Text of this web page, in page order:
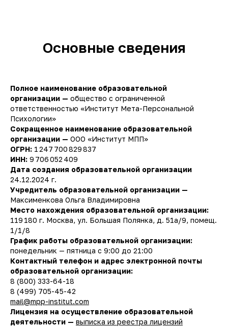
Основные сведения
Полное наименование образовательной
организации — общество с ограниченной
ответственностью «Институт Мета-Персональной
Психологии»
Сокращенное наименование образовательной
организации — ООО «Институт МПП»
ОГРН: 1 247 700 829 837
ИНН: 9 706 052 409
Дата создания образовательной организации
24.12.2024 г.
Учредитель образовательной организации —
Максименкова Ольга Владимировна
Место нахождения образовательной организации:
119 180 г. Москва, ул. Большая Полянка, д. 51а/9, помещ.
1/1/8
График работы образовательной организации:
понедельник — пятница с 9:00 до 21:00
Контактный телефон и адрес электронной почты
образовательной организации:
8 (800) 333-64-18
8 (499) 705-45-42
mail@mpp-institut.com
Лицензия на осуществление образовательной
деятельности — выписка из реестра лицензий
ООО «Институт Мета-Персональной Психологии»
ИНН9706052409
ОГРН 1247700829837